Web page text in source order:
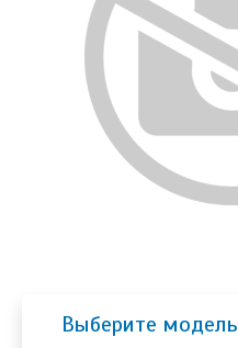
Выберите модель